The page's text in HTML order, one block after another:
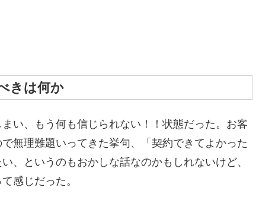
きは何か
い、もう何も信じられない！！状態だった。お客
無理難題いってきた挙句、「契約できてよかった
、というのもおかしな話なのかもしれないけど、
感じだった。